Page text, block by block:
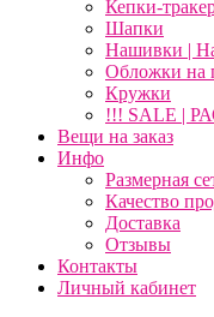
Кепки-
Шапки
Нашивки |
Обложки на
Кружки
!!! SALE |
Вещи на заказ
Инфо
Размерная
Качество
Доставка
Отзывы
Контакты
Личный кабинет